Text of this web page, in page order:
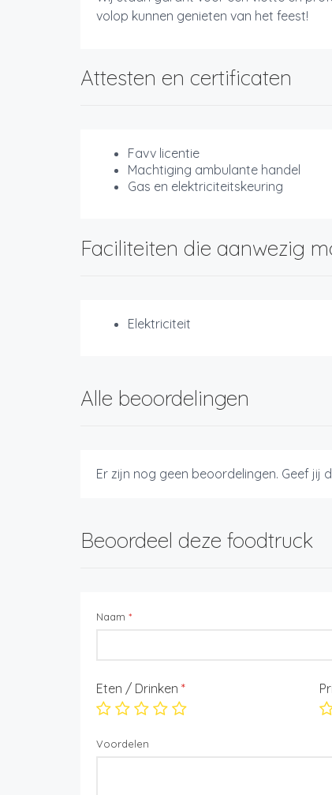
volop kunnen genieten van het feest!
Attesten en certificaten
Favv licentie
Machtiging ambulante handel
Gas en elektriciteitskeuring
Faciliteiten die aanwezig
Elektriciteit
Alle beoordelingen
Er zijn nog geen beoordelingen. Geef jij
Beoordeel deze foodtruck
Naam *
Eten / Drinken *
Voordelen